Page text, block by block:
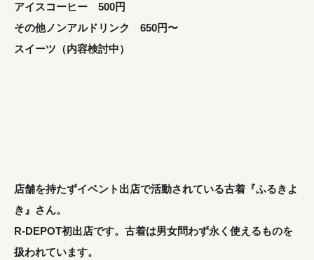
アイスコーヒー 500円
その他ノンアルドリンク 650円〜
スイーツ（内容検討中）
店舗を持たずイベント出店で活動されている古着『ふるきよ
き』さん。
R-DEPOT初出店です。古着は男女問わず永く使えるものを
扱われています。